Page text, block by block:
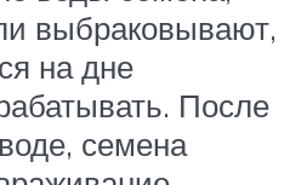
выбраковывают,
на дне
После
семена